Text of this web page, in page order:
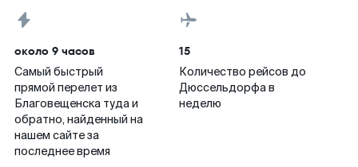
около 9 часов
Самый быстрый
прямой перелет из
Благовещенска туда и
обратно, найденный на
нашем сайте за
последнее время
15
Количество рейсов до
Дюссельдорфа в
неделю